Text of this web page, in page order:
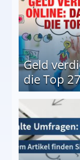
Geld
die Top